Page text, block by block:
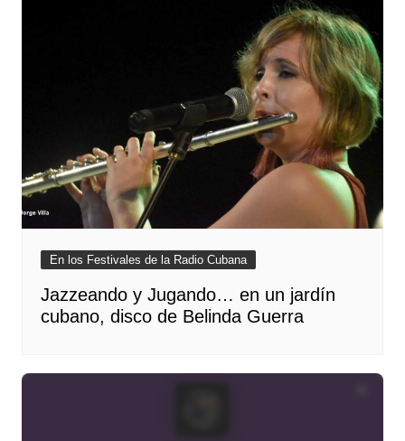
En los Festivales de la Radio Cubana
Jazzeando y Jugando… en un jardín
cubano, disco de Belinda Guerra